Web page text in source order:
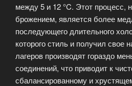
между 5 и 12 °C. Этот процесс,
брожением, является более
последующего длительного
которого стиль и получил свое
лагеров производят гораздо
соединений, что приводит к
сбалансированному и